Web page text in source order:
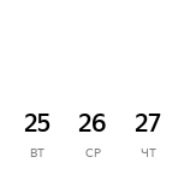
25
ВТ
26
СР
27
ЧТ